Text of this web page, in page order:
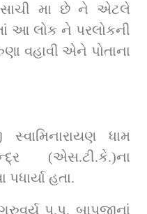
મા છે ને એટલે
આ લોક ને પરલોકની
વહાવી એને પોતાના
ધામ
(એસ.ટી.કે.)ના
હતા.
પ.પૂ. બાપજીનાં